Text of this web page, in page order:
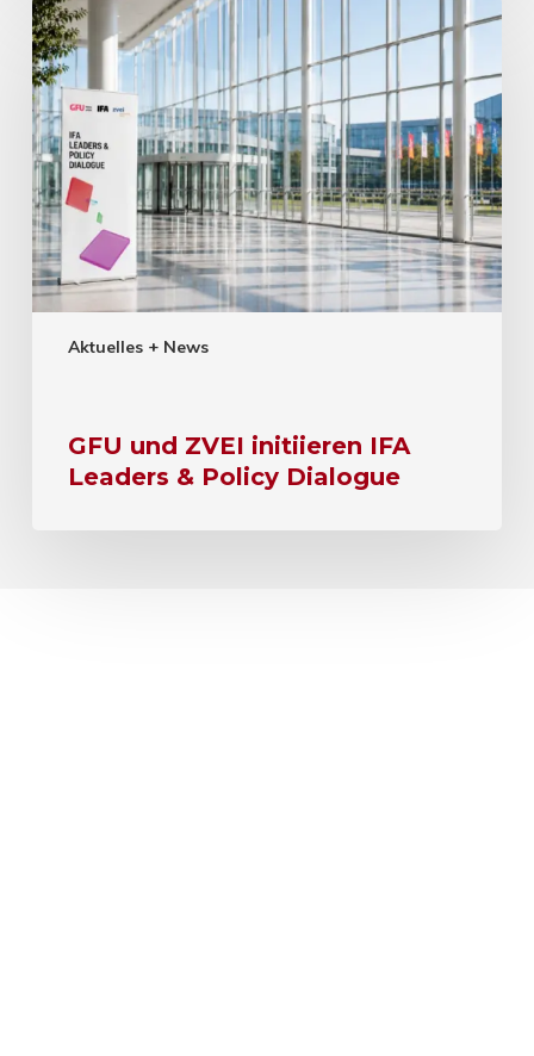
Aktuelles + News
GFU und ZVEI initiieren IFA
Leaders & Policy Dialogue